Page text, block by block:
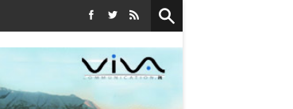
Festival La Versiliana - La direttrice lucchese Beatrice